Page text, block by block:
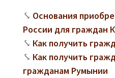
Основания
России для граждан
Как получить
Как получить
гражданам Румынии